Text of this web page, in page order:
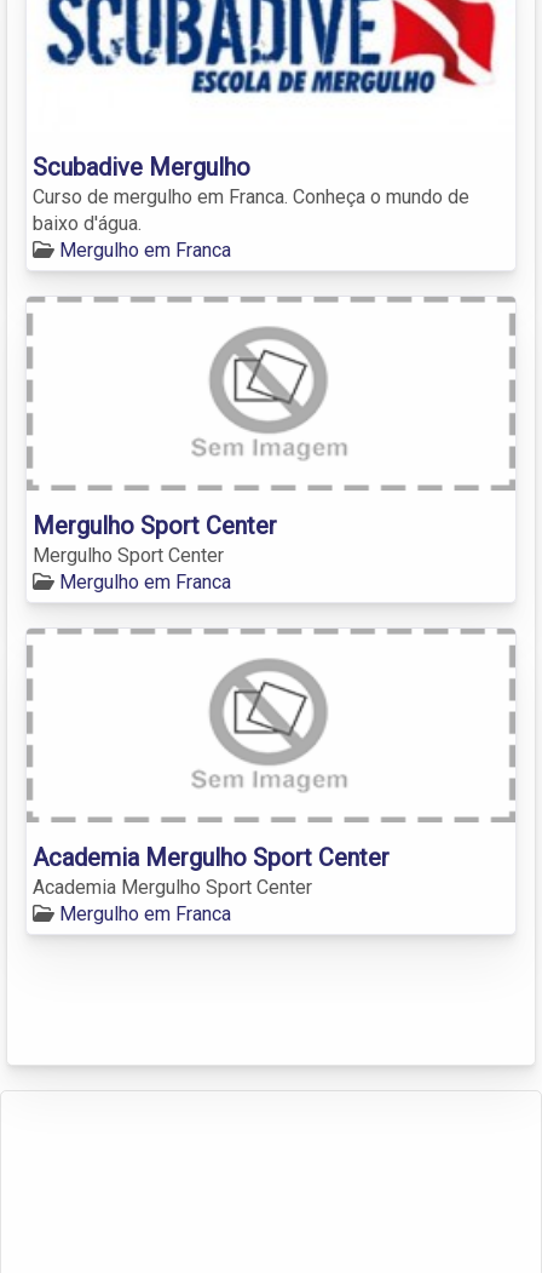
Scubadive Mergulho
Curso de mergulho em Franca. Conheça o mundo de
baixo d'água.
Mergulho em Franca
Mergulho Sport Center
Mergulho Sport Center
Mergulho em Franca
Academia Mergulho Sport Center
Academia Mergulho Sport Center
Mergulho em Franca